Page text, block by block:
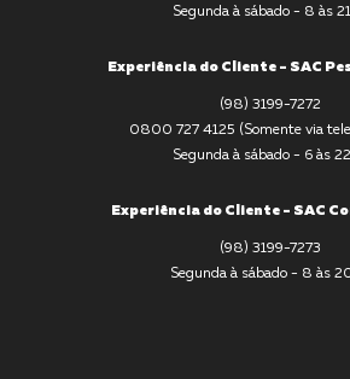
Segunda à sábado - 8 às
Experiência do Cliente - SAC
(98) 3199-7272
0800 727 4125 (Somente via
Segunda à sábado - 6 às
Experiência do Cliente - SAC
(98) 3199-7273
Segunda à sábado - 8 às